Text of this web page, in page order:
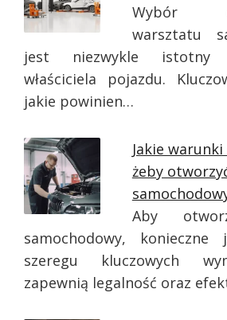
Wybór
warsztatu
jest niezwykle istotny
właściciela pojazdu.
jakie powinien…
Jakie
żeby
Aby
samochodowy, konieczne
szeregu kluczowych
zapewnią legalność oraz